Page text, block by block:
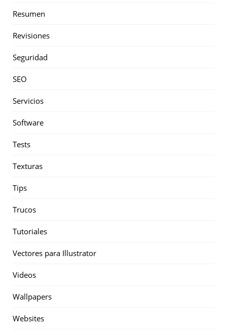
Resumen
Revisiones
Seguridad
SEO
Servicios
Software
Tests
Texturas
Tips
Trucos
Tutoriales
Vectores para Illustrator
Videos
Wallpapers
Websites